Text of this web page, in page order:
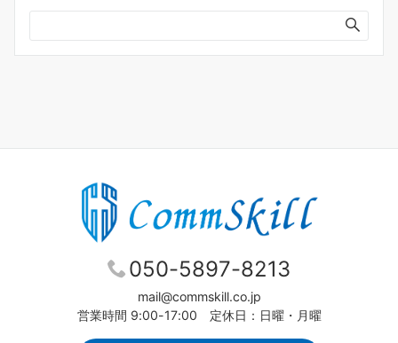
ブ
050-5897-8213
mail@commskill.co.jp
営業時間 9:00-17:00 定休日：日曜・月曜